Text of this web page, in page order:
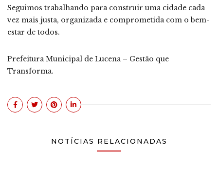
Seguimos trabalhando para construir uma cidade cada
vez mais justa, organizada e comprometida com o bem-
estar de todos.
Prefeitura Municipal de Lucena – Gestão que
Transforma.
NOTÍCIAS RELACIONADAS